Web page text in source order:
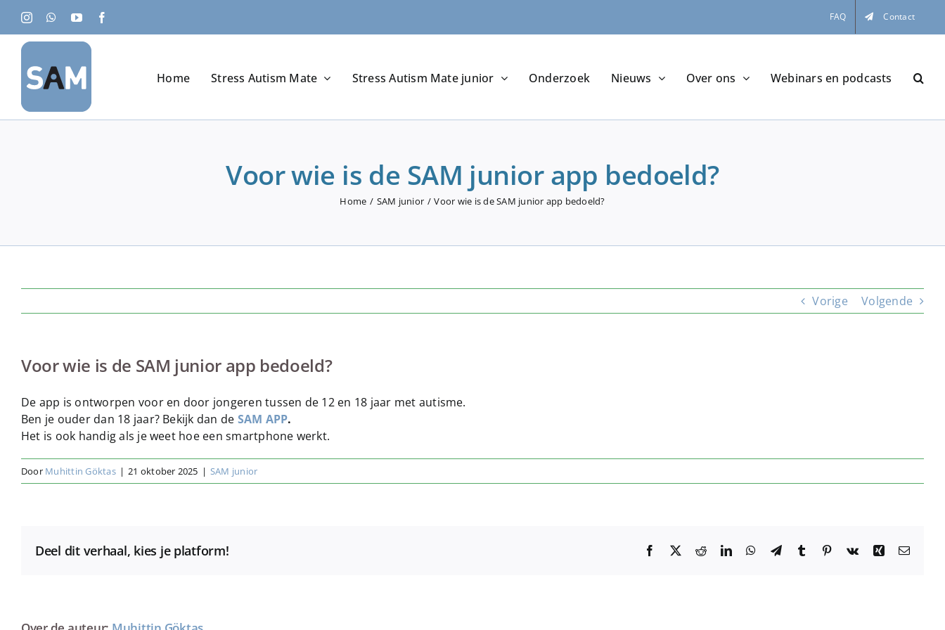
naar
inhoud
InstagramWhatsApp
YouTube FAQ Contact
Home Stress Autism Mate Stress Autism Mate junior Onderzoek Nieuws Over ons Webinars en podcasts
Voor wie is de SAM junior app bedoeld?
Home SAM junior Voor wie is de SAM junior app bedoeld?
Vorige Volgende
Voor wie is de SAM junior app bedoeld?
De app is ontworpen voor en door jongeren tussen de 12 en 18 jaar met autisme.
Ben je ouder dan 18 jaar? Bekijk dan de SAM APP.
Het is ook handig als je weet hoe een smartphone werkt.
Door Muhittin Göktas | 21 oktober 2025 | SAM junior
Deel dit verhaal, kies je platform! Facebook
X RedditLinkedInWhatsApp
TelegramTumblr Pinterest
Vk Xing E-